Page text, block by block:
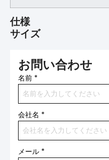
仕様
サイズ
お問い合わせ
名前 *
会社名 *
メール *